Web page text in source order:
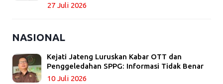
27 Juli 2026
NASIONAL
Kejati Jateng Luruskan Kabar OTT dan
Penggeledahan SPPG: Informasi Tidak Benar
10 Juli 2026